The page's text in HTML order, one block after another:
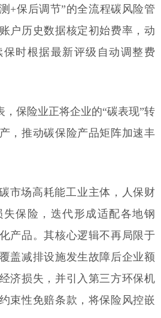
+保后调节”的全流程碳风险管
户历史数据核定初始费率，动
时根据最新评级自动调整费
，保险业正将企业的“碳表现”转
，推动碳保险产品矩阵加速丰
市场高耗能工业主体，人保财
保险，迭代形成适配各地钢
产品。其核心逻辑不再局限于
盖减排设施发生故障后企业额
济损失，并引入第三方环保机
束性免赔条款，将保险风控嵌